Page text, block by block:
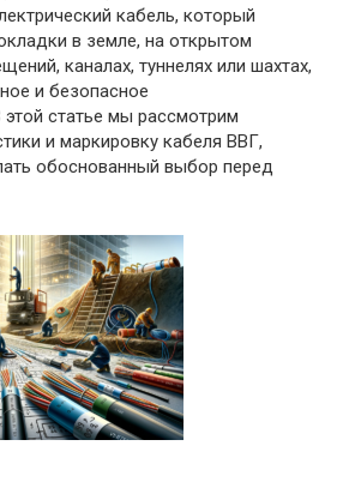
кабель, который
в земле, на открытом
каналах, туннелях или шахтах,
и безопасное
статье мы рассмотрим
и маркировку кабеля ВВГ,
обоснованный выбор перед